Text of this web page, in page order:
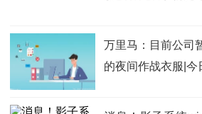
万里马：目前公司
的夜间作战衣服|今